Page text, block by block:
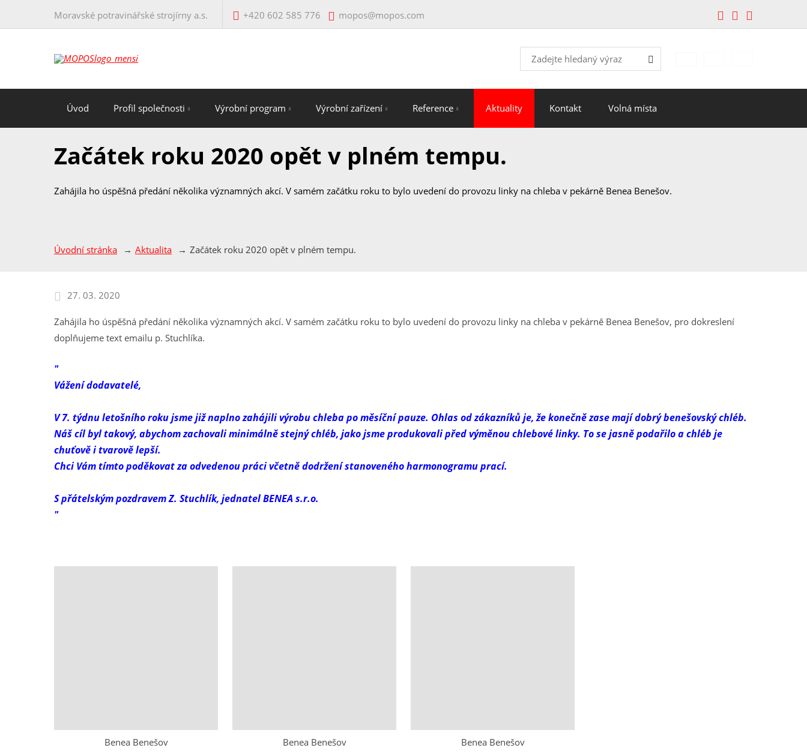
Moravské potravinářské strojírny a.s. +420 602 585 776 mopos@mopos.com
Vyhledávání Hledat
Úvod Profil společnosti Výrobní program Výrobní zařízení Reference Aktuality Kontakt Volná místa
Začátek roku 2020 opět v plném tempu.
Zahájila ho úspěšná předání několika významných akcí. V samém začátku roku to bylo uvedení do provozu linky na chleba v pekárně Benea Benešov.
Úvodní stránka Aktualita Začátek roku 2020 opět v plném tempu.
27. 03. 2020
Zahájila ho úspěšná předání několika významných akcí. V samém začátku roku to bylo uvedení do provozu linky na chleba v pekárně Benea Benešov, pro dokreslení
doplňujeme text emailu p. Stuchlíka.
"
Vážení dodavatelé,
V 7. týdnu letošního roku jsme již naplno zahájili výrobu chleba po měsíční pauze. Ohlas od zákazníků je, že konečně zase mají dobrý benešovský chléb.
Náš cíl byl takový, abychom zachovali minimálně stejný chléb, jako jsme produkovali před výměnou chlebové linky. To se jasně podařilo a chléb je
chuťově i tvarově lepší.
Chci Vám tímto poděkovat za odvedenou práci včetně dodržení stanoveného harmonogramu prací.
S přátelským pozdravem Z. Stuchlík, jednatel BENEA s.r.o.
"
Benea Benešov Benea Benešov Benea Benešov